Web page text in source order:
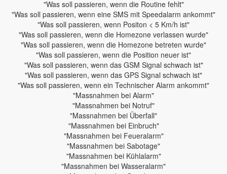
"Was soll passieren, wenn die Routine fehlt"
"Was soll passieren, wenn eine SMS mit Speedalarm ankommt"
"Was soll passieren, wenn Positon < 5 Km/h ist"
"Was soll passieren, wenn die Homezone verlassen wurde"
"Was soll passieren, wenn die Homezone betreten wurde"
"Was soll passieren, wenn die Position neuer ist"
"Was soll passieren, wenn das GSM Signal schwach ist"
"Was soll passieren, wenn das GPS Signal schwach ist"
"Was soll passieren, wenn ein Technischer Alarm ankommt"
"Massnahmen bei Alarm"
"Massnahmen bei Notruf"
"Massnahmen bei Überfall"
"Massnahmen bei Einbruch"
"Massnahmen bei Feueralarm"
"Massnahmen bei Sabotage"
"Massnahmen bei Kühlalarm"
"Massnahmen bei Wasseralarm"